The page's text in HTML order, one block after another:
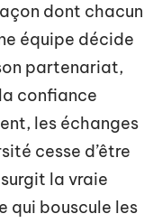
dont chacun
équipe décide
partenariat,
confiance
les échanges
cesse d’être
la vraie
qui bouscule les